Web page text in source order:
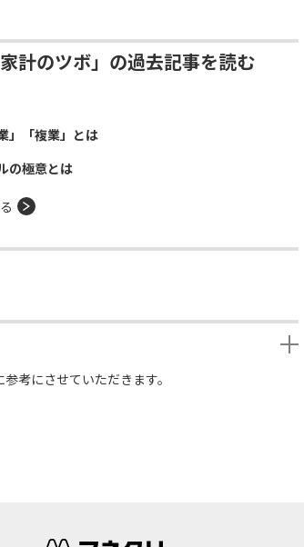
計のツボ」の過去記事を読む
」「複業」とは
の極意とは
考にさせていただきます。